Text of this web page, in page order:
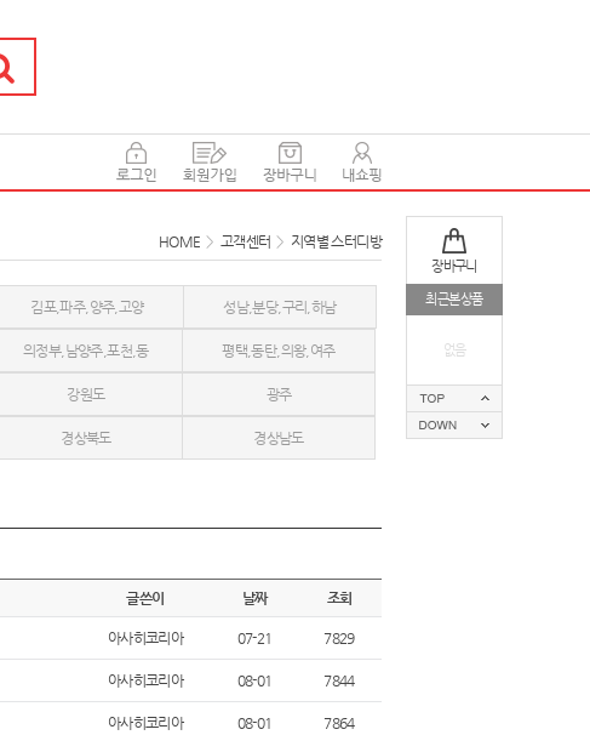
장바구니
최근본상품
없음
HOME > 고객센터 > 지역별 스터디방
김포,파주,양주,고양 성남,분당,구리,하남
의정부,남양주,포천,동
두천
평택,동탄,의왕,여주
강원도 광주
경상북도 경상남도
글쓴이 날짜 조회
아사히코리아 07-21 7829
아사히코리아 08-01 7844
아사히코리아 08-01 7864